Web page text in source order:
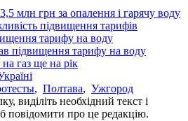
млн грн за опалення і гарячу воду
підвищення тарифів
тарифу на воду
підвищення тарифу на воду
газ ще на рік
, Полтава, Ужгород
виділіть необхідний текст і
повідомити про це редакцію.